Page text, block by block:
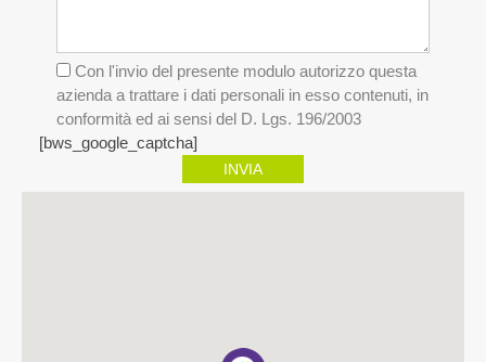
Con l'invio del presente modulo autorizzo questa
azienda a trattare i dati personali in esso contenuti, in
conformità ed ai sensi del D. Lgs. 196/2003
[bws_google_captcha]
INVIA